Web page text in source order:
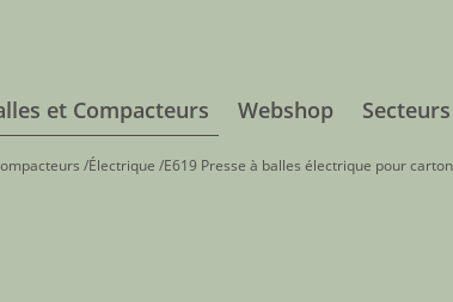
et Compacteurs Webshop Secteurs
/Électrique /E619 Presse à balles électrique pour